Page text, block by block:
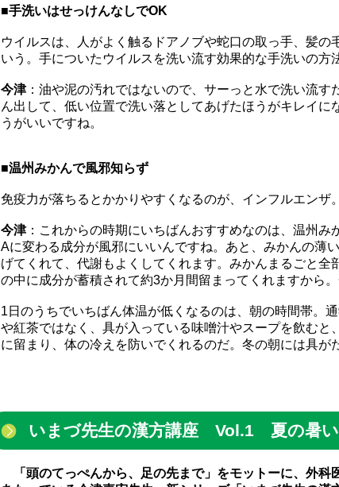
■手洗いはせっけんなしでOK
ウイルスは、人がよく触るドアノブや蛇口の取っ手、髪
いう。手についたウイルスを洗い流す効果的な手洗いの方
今津：油や泥の汚れではないので、サーっと水で洗い流
ん出して、低い位置で洗い落としてあげたほうがキレイ
うがいいですね。
■温州みかんで風邪知らず
免疫力が落ちるとかかりやすくなるのが、インフルエンザ
今津：これからの時期にいちばんおすすめなのは、温州
Aに変わる成分が風邪にいいんですね。あと、みかんの薄
げてくれて、代謝もよくしてくれます。みかんまるごと
の中に成分が蓄積されて約3か月間留まってくれますから
1日のうちでいちばん体温が低くなるのは、朝の時間帯。
や紅茶ではなく、具が入っている味噌汁やスープを飲む
に留まり、体の冷えを防いでくれるのだ。冬の朝には具が
いまづ先生の漢方講座 Vol.1 夏の暑い
「頭のてっぺんから、足の先まで」をモットーに、外科